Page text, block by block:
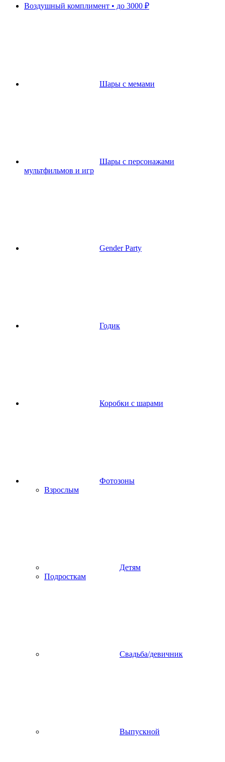
Воздушный комплимент • до 3000 ₽
Шары с мемами
Шары с персонажами
мультфильмов и игр
Gender Party
Годик
Коробки с шарами
Фотозоны
Взрослым
Детям
Подросткам
Свадьба/девичник
Выпускной